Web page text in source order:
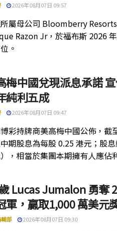
2026年08月07日 09:57
屬母公司 Bloomberry
Razon Jr，於福布斯 2026
。
梅中國兌現派息承諾
純利五成
2026年08月07日 09:47
彩持牌商美高梅中國公佈，截
期股息為每股 0.25 港元；股
，相當於集團本期擁有人應佔
Lucas Jumalon 勇奪
軍，贏取1,000 萬美元
部 2026年08月07日 09:30